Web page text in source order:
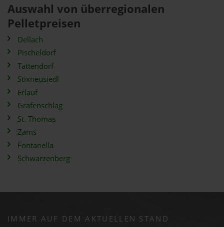
Auswahl von überregionalen
Pelletpreisen
Dellach
Pischeldorf
Tattendorf
Stixneusiedl
Erlauf
Grafenschlag
St. Thomas
Zams
Fontanella
Schwarzenberg
IMMER AUF DEM AKTUELLEN STAND